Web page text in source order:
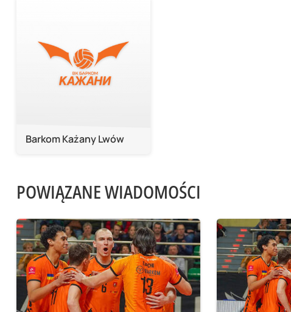
Barkom Każany Lwów
POWIĄZANE WIADOMOŚCI